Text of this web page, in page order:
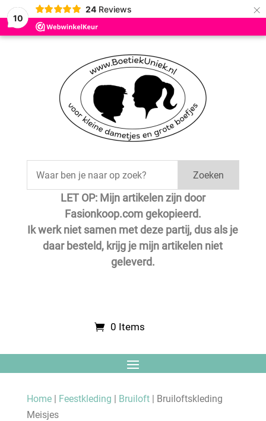
10
24 Reviews ×
Zoeken
LET OP: Mijn artikelen zijn door
Fasionkoop.com gekopieerd.
Ik werk niet samen met deze partij, dus als je
daar besteld, krijg je mijn artikelen niet
geleverd.
0 Items
Home| Feestkleding | Bruiloft| Bruiloftskleding
Meisjes